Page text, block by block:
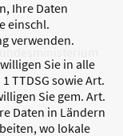
Ihre Daten
einschl.
verwenden.
Sie in alle
TTDSG sowie Art.
Sie gem. Art.
Daten in Ländern
wo lokale